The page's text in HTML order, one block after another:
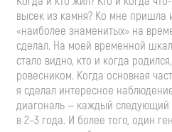
высек из камня? Ко мне пришла
«наиболее знаменитых» на
сделал. На моей временной
стало видно, кто и когда
ровесником. Когда основная
я сделал интересное
диагональ — каждый
в 2–3 года. И более того, один